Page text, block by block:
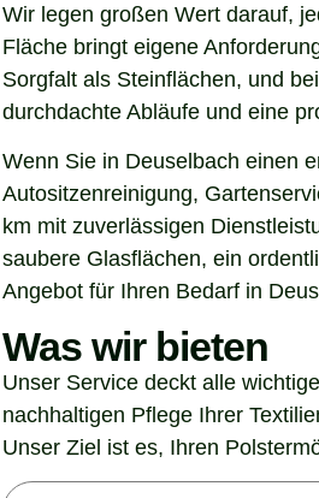
Wir legen großen Wert darauf,
Fläche bringt eigene
Sorgfalt als Steinflächen, und
durchdachte Abläufe und eine
Wenn Sie in Deuselbach einen
Autositzenreinigung,
km mit zuverlässigen
saubere Glasflächen, ein
Angebot für Ihren Bedarf in
Was wir bieten
Unser Service deckt alle
nachhaltigen Pflege Ihrer
Unser Ziel ist es, Ihren